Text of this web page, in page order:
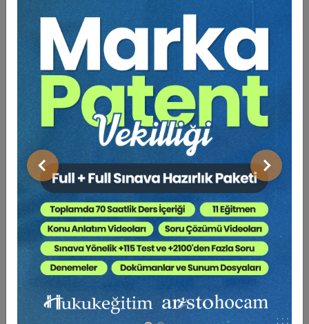
Önceki Sonraki
olsun giderilebilmesi için İcra ve İflas Kanunu’nda
düzenlenmiş olup bugüne kadar hiç uygulama alanı
bulamamış 2 ayrı tedbir hükmünden biri bugün 2279
Sayılı Cumhurbaşkanı Kararı ile ilk defa uygulama alanı
bulmuştur.
Elinizdeki çalışma, 22.03.2020 tarih ve 31076 sayılı
Resmi Gazete’de yayımlanarak yürürlüğe girmiş bulunan
Cumhurbaşkanı Kararı vesilesi ile ilk kez uygulanma
imkanına kavuşan ve İİK m.330’da düzenlenmiş olan
fevkalade (olağanüstü) hallerde tatil müessesinin
pratikte nasıl uygulanacağına ilişkin bilgiler
içermektedir.
Bu bilgiler, bizzat uygulayıcı olarak tarafımdan kaleme
alınmış iki ayrı makale çerçevesinde sunulmuştur. İlk
makalede yine olağanüstü hallerde uygulama alanı bulan
ve İİK m. 317-329 arasında düzenlenmiş olan